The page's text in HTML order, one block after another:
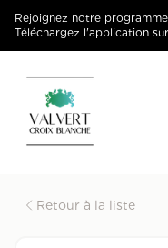
Rejoignez notre
Téléchargez l'application sur
Accueil
Retour à la liste